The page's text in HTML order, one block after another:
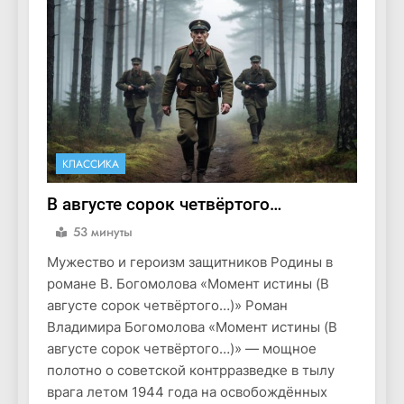
КЛАССИКА
В августе сорок четвёртого…
53 минуты
Мужество и героизм защитников Родины в
романе В. Богомолова «Момент истины (В
августе сорок четвёртого…)» Роман
Владимира Богомолова «Момент истины (В
августе сорок четвёртого…)» — мощное
полотно о советской контрразведке в тылу
врага летом 1944 года на освобождённых